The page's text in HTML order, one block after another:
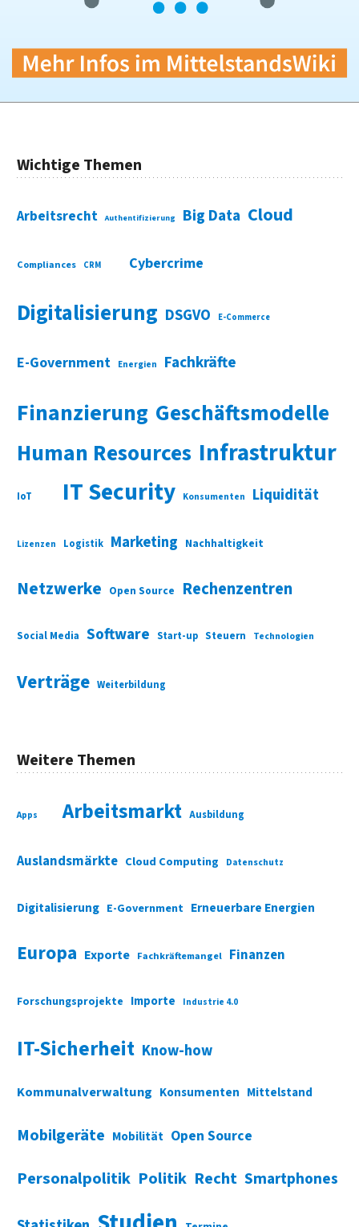
Wichtige Themen
Arbeitsrecht Authentifizierung Big Data Cloud
Compliances CRM Cybercrime
Digitalisierung DSGVO E-Commerce
E-Government Energien Fachkräfte
Finanzierung Geschäftsmodelle
Human Resources Infrastruktur
IoT IT Security Konsumenten Liquidität
Lizenzen Logistik Marketing Nachhaltigkeit
Netzwerke Open Source Rechenzentren
Social Media Software Start-up Steuern Technologien
Verträge Weiterbildung
Weitere Themen
Apps Arbeitsmarkt Ausbildung
Auslandsmärkte Cloud Computing Datenschutz
Digitalisierung E-Government Erneuerbare Energien
Europa Exporte Fachkräftemangel Finanzen
Forschungsprojekte Importe Industrie 4.0
IT-Sicherheit Know-how
Kommunalverwaltung Konsumenten Mittelstand
Mobilgeräte Mobilität Open Source
Personalpolitik Politik Recht Smartphones